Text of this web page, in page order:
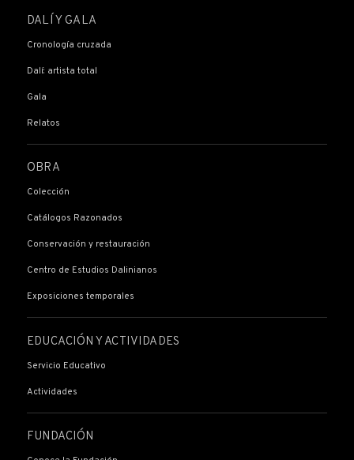
DALÍ Y GALA
Cronología cruzada
Dalí: artista total
Gala
Relatos
OBRA
Colección
Catálogos Razonados
Conservación y restauración
Centro de Estudios Dalinianos
Exposiciones temporales
EDUCACIÓN Y ACTIVIDADES
Servicio Educativo
Actividades
FUNDACIÓN